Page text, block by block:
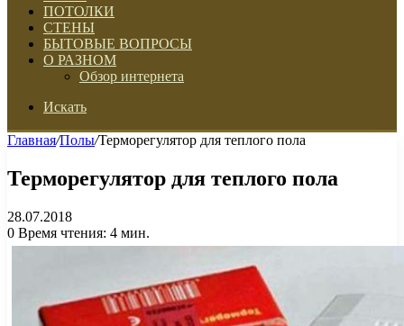
ПОТОЛКИ
СТЕНЫ
БЫТОВЫЕ ВОПРОСЫ
О РАЗНОМ
Обзор интернета
Искать
Главная/Полы/Терморегулятор для теплого пола
Терморегулятор для теплого пола
28.07.2018
0 Время чтения: 4 мин.